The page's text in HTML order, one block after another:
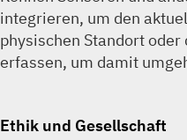
integrieren, um den
physischen Standort
erfassen, um damit
Ethik und Gesellschaft